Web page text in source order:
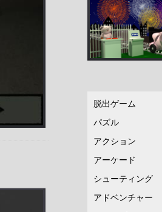
脱出ゲーム
パズル
アクション
アーケード
シューティング
アドベンチャー